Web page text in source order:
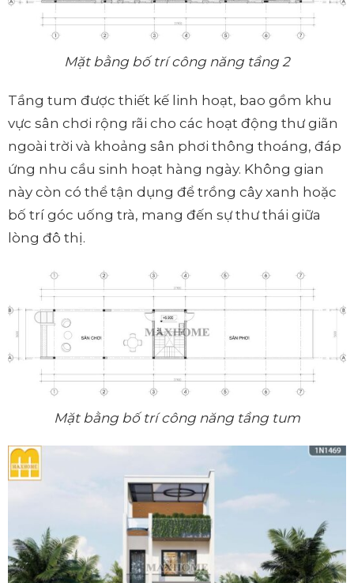
Mặt bằng bố trí công năng tầng 2
Tầng tum được thiết kế linh hoạt, bao gồm khu
vực sân chơi rộng rãi cho các hoạt động thư giãn
ngoài trời và khoảng sân phơi thông thoáng, đáp
ứng nhu cầu sinh hoạt hàng ngày. Không gian
này còn có thể tận dụng để trồng cây xanh hoặc
bố trí góc uống trà, mang đến sự thư thái giữa
lòng đô thị.
Mặt bằng bố trí công năng tầng tum